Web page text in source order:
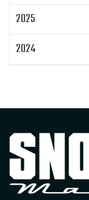
Laga mat
IQ Trippeln
Original ECU
Encylindrig
Snowrider
Bromsning av
2025
2024
2022
2021
2020